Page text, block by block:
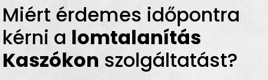
Miért érdemes időpontra
kérni a lomtalanítás
Kaszókon szolgáltatást?